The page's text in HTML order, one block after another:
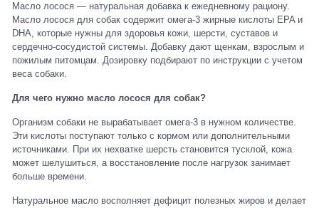
Масло лосося — натуральная добавка к ежедневному рациону.
Масло лосося для собак содержит омега-3 жирные кислоты EPA и
DHA, которые нужны для здоровья кожи, шерсти, суставов и
сердечно-сосудистой системы. Добавку дают щенкам, взрослым и
пожилым питомцам. Дозировку подбирают по инструкции с учетом
веса собаки.
Для чего нужно масло лосося для собак?
Организм собаки не вырабатывает омега-3 в нужном количестве.
Эти кислоты поступают только с кормом или дополнительными
источниками. При их нехватке шерсть становится тусклой, кожа
может шелушиться, а восстановление после нагрузок занимает
больше времени.
Натуральное масло восполняет дефицит полезных жиров и делает